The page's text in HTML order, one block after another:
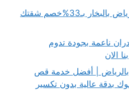
شركة تنظيف شقق بالرياض بالبخار بـ33%خصم شقتك
ناعمة بجودة تدوم
بالرياض | أفضل خدمة قص
بدقة عالية بدون تكسير